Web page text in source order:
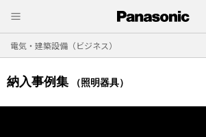
電気・建築設備（ビジネス）
納入事例集 （照明器具）